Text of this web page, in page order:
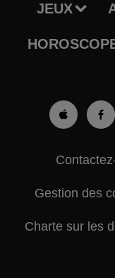
JEUX
Gestion des
Charte sur les